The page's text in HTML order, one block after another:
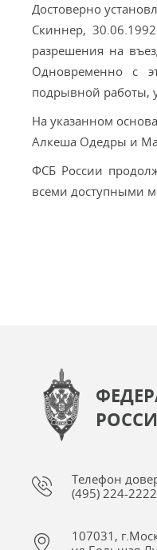
Достоверно
Скиннер,
разрешения на
Одновременно с
подрывной работы,
На указанном
Алкеша Одедры и
ФСБ России
всеми доступными
Телефон
(495) 224-
107031,